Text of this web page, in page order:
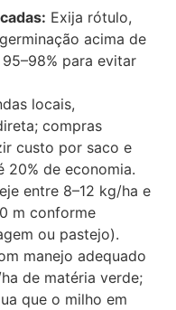
Exija rótulo,
acima de
para evitar
locais,
compras
custo por saco e
20% de economia.
entre 8–12 kg/ha e
m conforme
ou pastejo).
manejo adequado
de matéria verde;
que o milho em